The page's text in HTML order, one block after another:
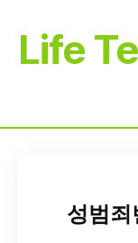
Life
성범죄